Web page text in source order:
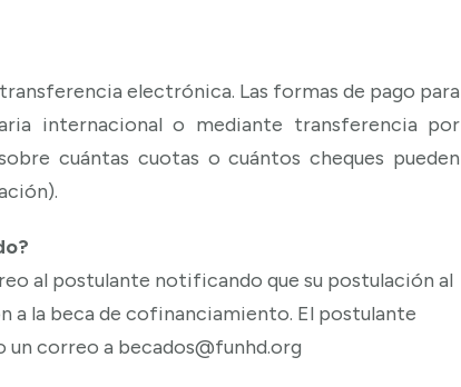
electrónica. Las formas de pago para
internacional o mediante transferencia por
cuántas cuotas o cuántos cheques pueden
al postulante notificando que su postulación al
a la beca de cofinanciamiento. El postulante
correo a becados@funhd.org